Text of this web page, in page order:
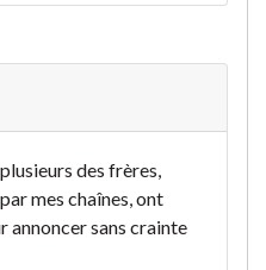
des frères,
mes chaînes, ont
annoncer sans crainte